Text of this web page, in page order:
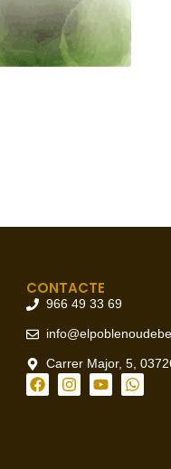
CONTACTE
966 49 33 69
Carrer Major, 5,